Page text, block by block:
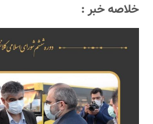
خلاصه خبر :